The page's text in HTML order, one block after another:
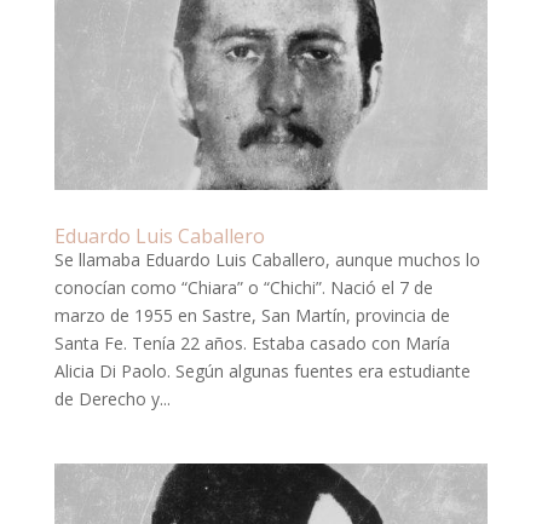
Eduardo Luis Caballero
Se llamaba Eduardo Luis Caballero, aunque muchos lo
conocían como “Chiara” o “Chichi”. Nació el 7 de
marzo de 1955 en Sastre, San Martín, provincia de
Santa Fe. Tenía 22 años. Estaba casado con María
Alicia Di Paolo. Según algunas fuentes era estudiante
de Derecho y...